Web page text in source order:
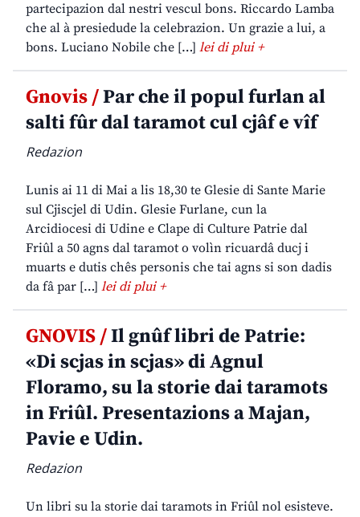
partecipazion dal nestri vescul bons. Riccardo Lamba
che al à presiedude la celebrazion. Un grazie a lui, a
bons. Luciano Nobile che […] lei di plui +
Gnovis /Par che il popul furlan al
salti fûr dal taramot cul cjâf e vîf
Redazion
Lunis ai 11 di Mai a lis 18,30 te Glesie di Sante Marie
sul Cjiscjel di Udin. Glesie Furlane, cun la
Arcidiocesi di Udine e Clape di Culture Patrie dal
Friûl a 50 agns dal taramot o volìn ricuardâ ducj i
muarts e dutis chês personis che tai agns si son dadis
da fâ par […] lei di plui +
GNOVIS /Il gnûf libri de Patrie:
«Di scjas in scjas» di Agnul
Floramo, su la storie dai taramots
in Friûl. Presentazions a Majan,
Pavie e Udin.
Redazion
Un libri su la storie dai taramots in Friûl nol esisteve.